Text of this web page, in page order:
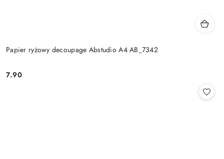
Papier ryżowy decoupage Abstudio A4 AB_7342
Cena:
7.90